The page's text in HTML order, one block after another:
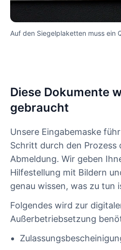
Auf den Siegelplaketten muss ein
Diese Dokumente
gebraucht
Unsere Eingabemaske
Schritt durch den Prozess
Abmeldung. Wir geben
Hilfestellung mit Bildern
genau wissen, was zu tun
Folgendes wird zur
Außerbetriebsetzung